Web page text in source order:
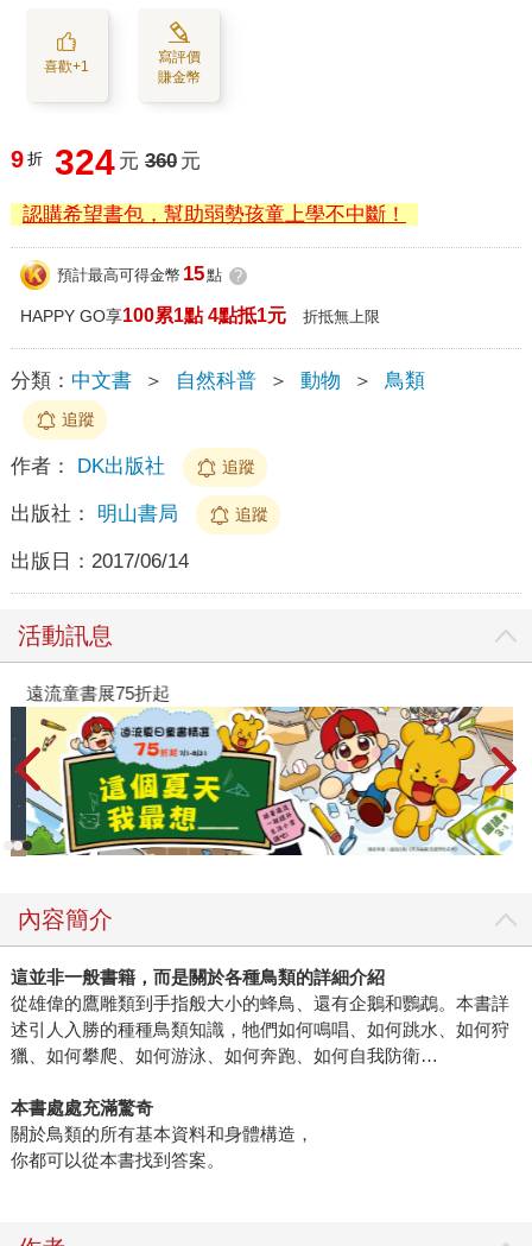
喜歡+1
寫評價
賺金幣
9 折 324 元 360 元
認購希望書包，幫助弱勢孩童上學不中斷！
預計最高可得金幣 15點 ?
HAPPY GO享100累1點 4點抵1元 折抵無上限
分類： 中文書 ＞ 自然科普 ＞ 動物 ＞ 鳥類
追蹤
作者： DK出版社 追蹤
出版社： 明山書局 追蹤
出版日： 2017/06/14
活動訊息
遠流童書展75折起
內容簡介
這並非一般書籍，而是關於各種鳥類的詳細介紹
從雄偉的鷹雕類到手指般大小的蜂鳥、還有企鵝和鸚鵡。本書詳
述引人入勝的種種鳥類知識，牠們如何鳴唱、如何跳水、如何狩
獵、如何攀爬、如何游泳、如何奔跑、如何自我防衛…
本書處處充滿驚奇
關於鳥類的所有基本資料和身體構造，
你都可以從本書找到答案。